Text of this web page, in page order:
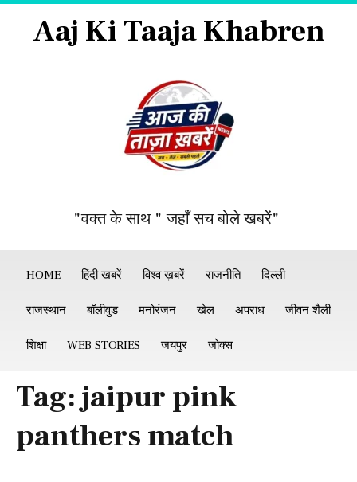
Aaj Ki Taaja Khabren
"वक्त के साथ " जहाँ सच बोले खबरें"
HOME हिंदी खबरें विश्व ख़बरें राजनीति दिल्ली
राजस्थान बॉलीवुड मनोरंजन खेल अपराध जीवन शैली
शिक्षा WEB STORIES जयपुर जोक्स
Tag:jaipur pink
panthers match